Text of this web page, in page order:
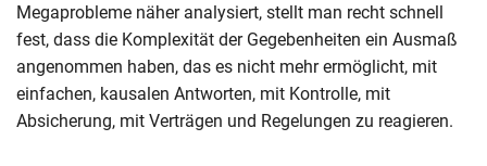
Megaprobleme näher analysiert, stellt man recht schnell
fest, dass die Komplexität der Gegebenheiten ein Ausmaß
angenommen haben, das es nicht mehr ermöglicht, mit
einfachen, kausalen Antworten, mit Kontrolle, mit
Absicherung, mit Verträgen und Regelungen zu reagieren.